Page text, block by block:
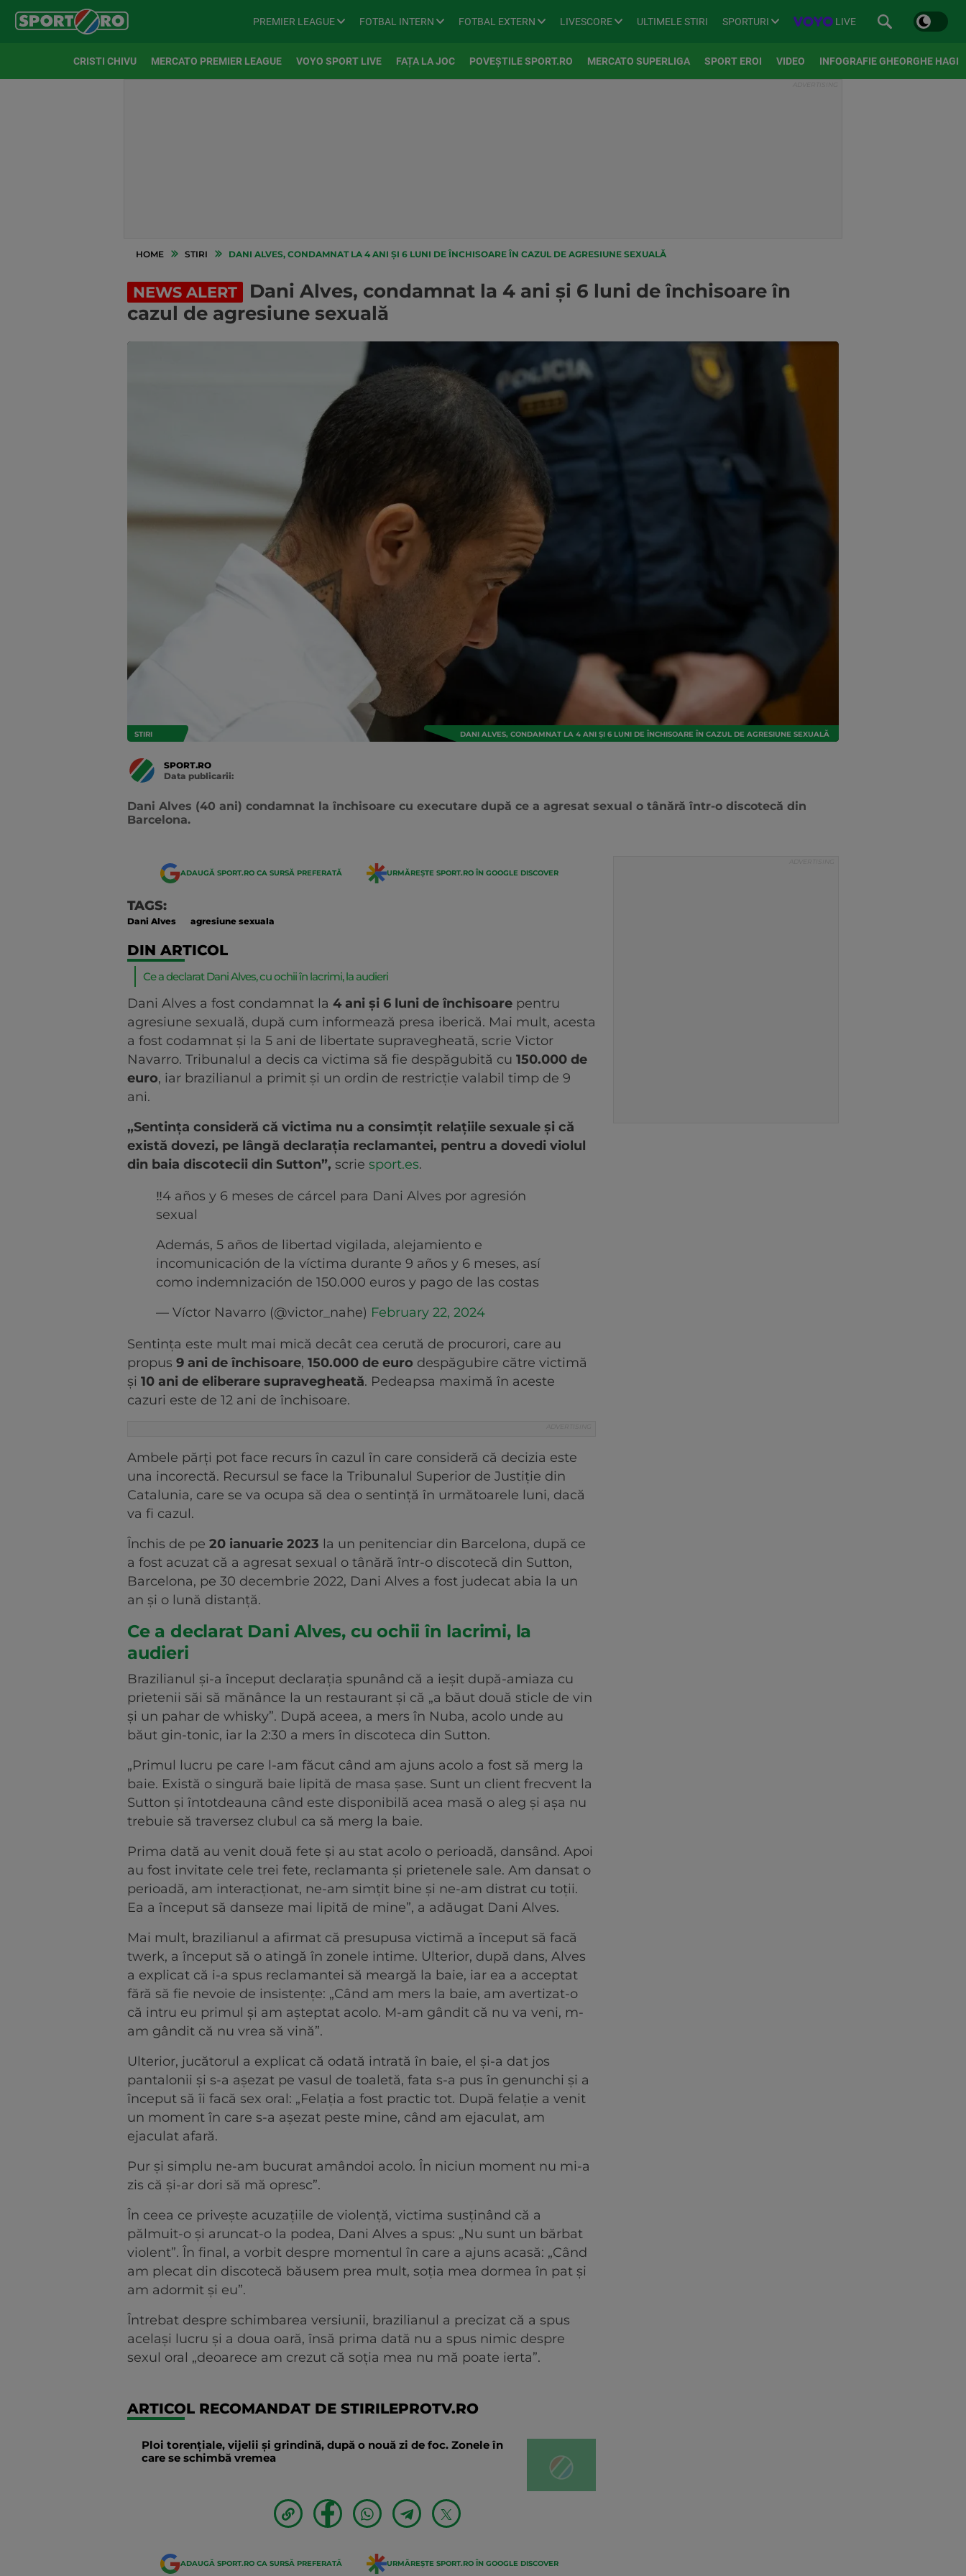
PREMIER LEAGUE FOTBAL INTERN FOTBAL EXTERN LIVESCORE ULTIMELE STIRI SPORTURI LIVE
CRISTI CHIVU MERCATO PREMIER LEAGUE VOYO SPORT LIVE FAȚA LA JOC POVEȘTILE SPORT.RO MERCATO SUPERLIGA SPORT EROI VIDEO INFOGRAFIE GHEORGHE HAGI
HOME STIRI DANI ALVES, CONDAMNAT LA 4 ANI ȘI 6 LUNI DE ÎNCHISOARE ÎN CAZUL DE AGRESIUNE SEXUALĂ
NEWS ALERT
Dani Alves, condamnat la 4 ani și 6 luni de închisoare în
cazul de agresiune sexuală
STIRI DANI ALVES, CONDAMNAT LA 4 ANI ȘI 6 LUNI DE ÎNCHISOARE ÎN CAZUL DE AGRESIUNE SEXUALĂ
SPORT.RO
Data publicarii:
Dani Alves (40 ani) condamnat la închisoare cu executare după ce a agresat sexual o tânără într-o discotecă din
Barcelona.
ADAUGĂ SPORT.RO CA SURSĂ PREFERATĂ URMĂREȘTE SPORT.RO ÎN GOOGLE DISCOVER
TAGS:
Dani Alves agresiune sexuala
DIN ARTICOL
Ce a declarat Dani Alves, cu ochii în lacrimi, la audieri
Dani Alves a fost condamnat la 4 ani și 6 luni de închisoare pentru
agresiune sexuală, după cum informează presa iberică. Mai mult, acesta
a fost codamnat și la 5 ani de libertate supravegheată, scrie Victor
Navarro. Tribunalul a decis ca victima să fie despăgubită cu 150.000 de
euro, iar brazilianul a primit și un ordin de restricție valabil timp de 9
ani.
„Sentința consideră că victima nu a consimțit relațiile sexuale și că
există dovezi, pe lângă declarația reclamantei, pentru a dovedi violul
din baia discotecii din Sutton”, scrie sport.es.
‼️4 años y 6 meses de cárcel para Dani Alves por agresión
sexual
Además, 5 años de libertad vigilada, alejamiento e
incomunicación de la víctima durante 9 años y 6 meses, así
como indemnización de 150.000 euros y pago de las costas
— Víctor Navarro (@victor_nahe) February 22, 2024
Sentința este mult mai mică decât cea cerută de procurori, care au
propus 9 ani de închisoare, 150.000 de euro despăgubire către victimă
și 10 ani de eliberare supravegheată. Pedeapsa maximă în aceste
cazuri este de 12 ani de închisoare.
Ambele părți pot face recurs în cazul în care consideră că decizia este
una incorectă. Recursul se face la Tribunalul Superior de Justiție din
Catalunia, care se va ocupa să dea o sentință în următoarele luni, dacă
va fi cazul.
Închis de pe 20 ianuarie 2023 la un penitenciar din Barcelona, după ce
a fost acuzat că a agresat sexual o tânără într-o discotecă din Sutton,
Barcelona, pe 30 decembrie 2022, Dani Alves a fost judecat abia la un
an și o lună distanță.
Ce a declarat Dani Alves, cu ochii în lacrimi, la
audieri
Brazilianul și-a început declarația spunând că a ieșit după-amiaza cu
prietenii săi să mănânce la un restaurant și că „a băut două sticle de vin
și un pahar de whisky”. După aceea, a mers în Nuba, acolo unde au
băut gin-tonic, iar la 2:30 a mers în discoteca din Sutton.
„Primul lucru pe care l-am făcut când am ajuns acolo a fost să merg la
baie. Există o singură baie lipită de masa șase. Sunt un client frecvent la
Sutton și întotdeauna când este disponibilă acea masă o aleg și așa nu
trebuie să traversez clubul ca să merg la baie.
Prima dată au venit două fete și au stat acolo o perioadă, dansând. Apoi
au fost invitate cele trei fete, reclamanta și prietenele sale. Am dansat o
perioadă, am interacționat, ne-am simțit bine și ne-am distrat cu toții.
Ea a început să danseze mai lipită de mine”, a adăugat Dani Alves.
Mai mult, brazilianul a afirmat că presupusa victimă a început să facă
twerk, a început să o atingă în zonele intime. Ulterior, după dans, Alves
a explicat că i-a spus reclamantei să meargă la baie, iar ea a acceptat
fără să fie nevoie de insistențe: „Când am mers la baie, am avertizat-o
că intru eu primul și am așteptat acolo. M-am gândit că nu va veni, m-
am gândit că nu vrea să vină”.
Ulterior, jucătorul a explicat că odată intrată în baie, el și-a dat jos
pantalonii și s-a așezat pe vasul de toaletă, fata s-a pus în genunchi și a
început să îi facă sex oral: „Felația a fost practic tot. După felație a venit
un moment în care s-a așezat peste mine, când am ejaculat, am
ejaculat afară.
Pur și simplu ne-am bucurat amândoi acolo. În niciun moment nu mi-a
zis că și-ar dori să mă opresc”.
În ceea ce privește acuzațiile de violență, victima susținând că a
pălmuit-o și aruncat-o la podea, Dani Alves a spus: „Nu sunt un bărbat
violent”. În final, a vorbit despre momentul în care a ajuns acasă: „Când
am plecat din discotecă băusem prea mult, soția mea dormea în pat și
am adormit și eu”.
Întrebat despre schimbarea versiunii, brazilianul a precizat că a spus
același lucru și a doua oară, însă prima dată nu a spus nimic despre
sexul oral „deoarece am crezut că soția mea nu mă poate ierta”.
ARTICOL RECOMANDAT DE STIRILEPROTV.RO
Ploi torențiale, vijelii și grindină, după o nouă zi de foc. Zonele în
care se schimbă vremea
ADAUGĂ SPORT.RO CA SURSĂ PREFERATĂ URMĂREȘTE SPORT.RO ÎN GOOGLE DISCOVER